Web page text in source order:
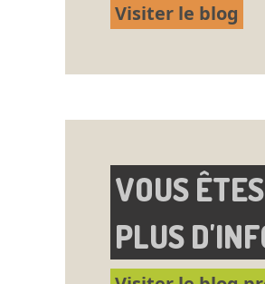
Visiter le blog
VOUS
PLUS